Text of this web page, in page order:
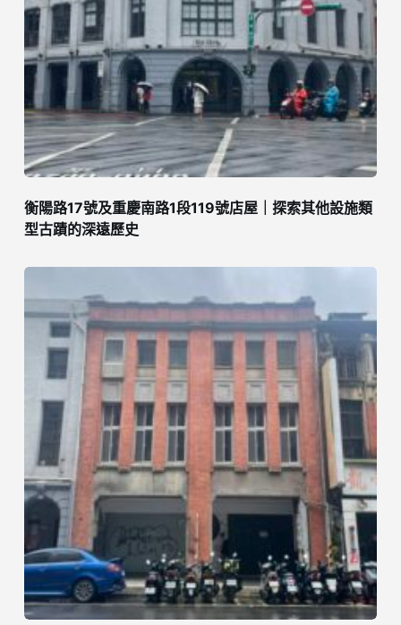
衡陽路17號及重慶南路1段119號店屋｜探索其他設施類
型古蹟的深遠歷史